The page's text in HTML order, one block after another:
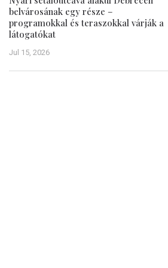
belvárosának egy része –
programokkal és teraszokkal várják a
látogatókat
Jul 15, 2026